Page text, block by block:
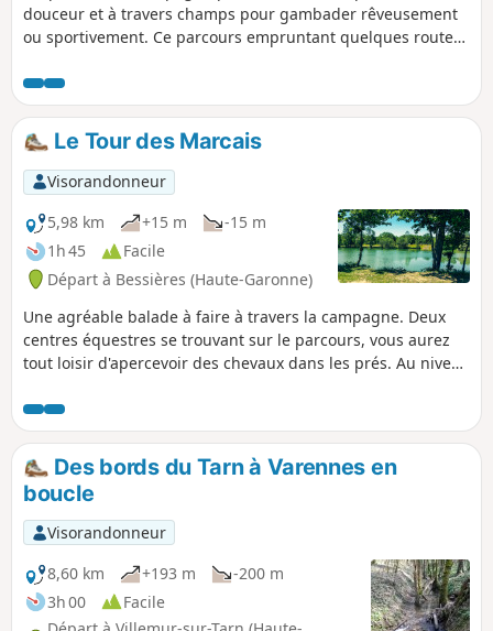
douceur et à travers champs pour gambader rêveusement
ou sportivement. Ce parcours empruntant quelques routes
réaliser en toute saison. Au fil de la boucle, vous aurez tout
loisir de découvrir un vignoble qui a du cœur, la Négrette.
Profitez-en pour déguster avec modération.
Le Tour des Marcais
Visorandonneur
5,98 km
+15 m
-15 m
1h 45
Facile
Départ à Bessières (Haute-Garonne)
Une agréable balade à faire à travers la campagne. Deux
centres équestres se trouvant sur le parcours, vous aurez
tout loisir d'apercevoir des chevaux dans les prés. Au niveau
verte qui traverse notre territoire sur 17 km.
Des bords du Tarn à Varennes en
boucle
Visorandonneur
8,60 km
+193 m
-200 m
3h 00
Facile